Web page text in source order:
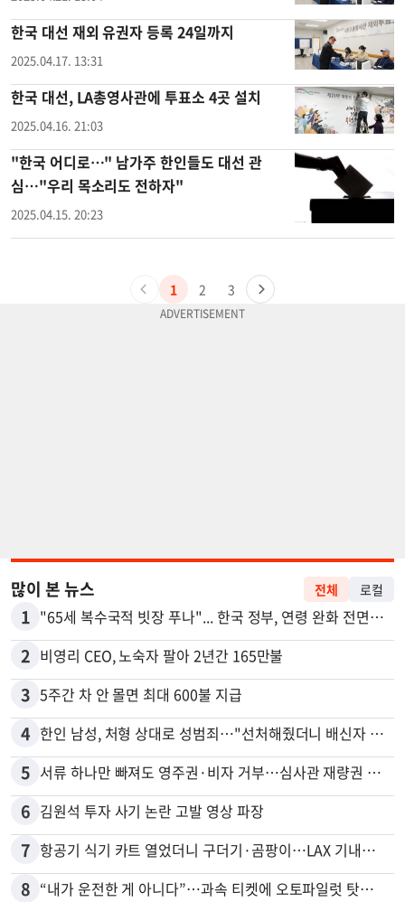
한국 대선 재외 유권자 등록 24일까지
2025.04.17. 13:31
한국 대선, LA총영사관에 투표소 4곳 설치
2025.04.16. 21:03
"한국 어디로…" 남가주 한인들도 대선 관
심…"우리 목소리도 전하자"
2025.04.15. 20:23
1 2 3
많이 본 뉴스 전체 로컬
1 "65세 복수국적 빗장 푸나"... 한국 정부, 연령 완화 전면 추진
2 비영리 CEO, 노숙자 팔아 2년간 165만불
3 5주간 차 안 몰면 최대 600불 지급
4 한인 남성, 처형 상대로 성범죄…"선처해줬더니 배신자 취급"
5 서류 하나만 빠져도 영주권·비자 거부…심사관 재량권 대폭 확대
6 김원석 투자 사기 논란 고발 영상 파장
7 항공기 식기 카트 열었더니 구더기·곰팡이…LAX 기내식 업체 논란
8 “내가 운전한 게 아니다”…과속 티켓에 오토파일럿 탓한 운전자